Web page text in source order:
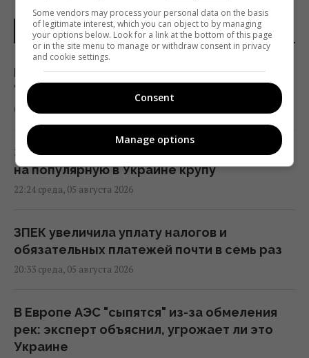
ПОСЛЕДНИЕ НОВОСТИ
Швеция передаст Украине судно из
"теневого флота" России
00:38 четверг, 06 августа 2026
Эксперт предупредила о новом скачке цен
на популярную в Украине крупу
22:24 среда, 05 августа 2026
ЗПЕК увеличила уплату налогов и
обязательных платежей почти в семь раз
20:33 среда, 05 августа 2026
В Европе АЭС "сыпятся" из-за обмеления
рек: эксперт объяснил, угрожает ли это
Украине
Some vendors may process your personal data on the basis
of legitimate interest, which you can object to by managing
your options below. Look for a link at the bottom of this page
or in the site menu to manage or withdraw consent in privacy
and cookie settings.
Consent
Manage options